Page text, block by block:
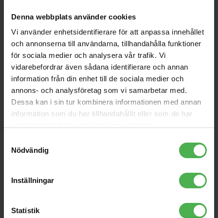
Denna webbplats använder cookies
Vi använder enhetsidentifierare för att anpassa innehållet
och annonserna till användarna, tillhandahålla funktioner
för sociala medier och analysera vår trafik. Vi
vidarebefordrar även sådana identifierare och annan
information från din enhet till de sociala medier och
annons- och analysföretag som vi samarbetar med.
Dessa kan i sin tur kombinera informationen med annan
information som du har tillhandahållit eller som de har
Nödvändig
Inställningar
Statistik
TS112C
kolumnhögtalare, TWS trådlös
20kHz, 127 db, Bluetooth, 5-
kanals mixer, Mixer med DSP +
XP106
ett kraftigt inbyggt batteri och